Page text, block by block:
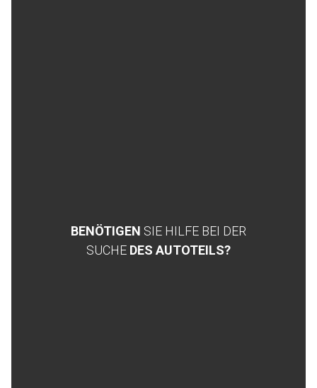
BENÖTIGEN SIE HILFE BEI DER
SUCHE DES AUTOTEILS?